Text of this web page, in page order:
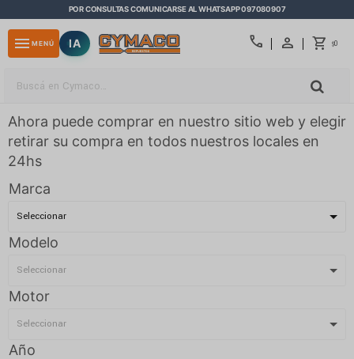
POR CONSULTAS COMUNICARSE AL WHATSAPP 097080907
call $0
menu MENÚ IA
Ahora puede comprar en nuestro sitio web y elegir
retirar su compra en todos nuestros locales en
24hs
Marca
Modelo
Motor
Año
close